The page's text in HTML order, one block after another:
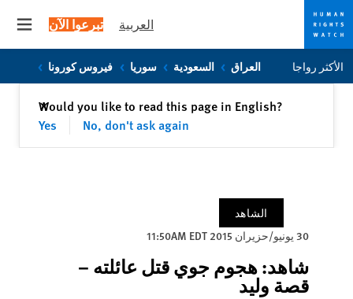
Skip
to
Skip
to
العربية تبرعوا الآن
الأكثر رواجا العراق السعودية سوريا فيروس كورونا
Would you like to read this page in English?
Yes
No, don't ask again
✕إغلاق
الشاهد
30 يونيو/حزيران 2015 11:50AM EDT
شاهد: هجوم جوي قتل عائلته –
قصة وليد